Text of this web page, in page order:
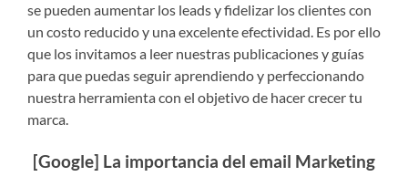
se pueden aumentar los leads y fidelizar los clientes con
un costo reducido y una excelente efectividad. Es por ello
que los invitamos a leer nuestras publicaciones y guías
para que puedas seguir aprendiendo y perfeccionando
nuestra herramienta con el objetivo de hacer crecer tu
marca.
[Google] La importancia del email Marketing